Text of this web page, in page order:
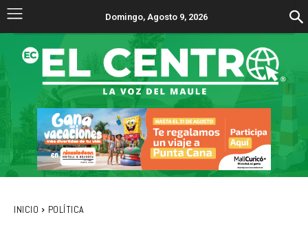
Domingo, Agosto 9, 2026
INICIO POLÍTICA